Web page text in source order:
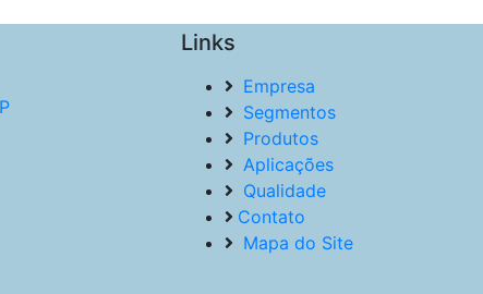
Links
Empresa
Segmentos
Produtos
Aplicações
Qualidade
Contato
Mapa do Site